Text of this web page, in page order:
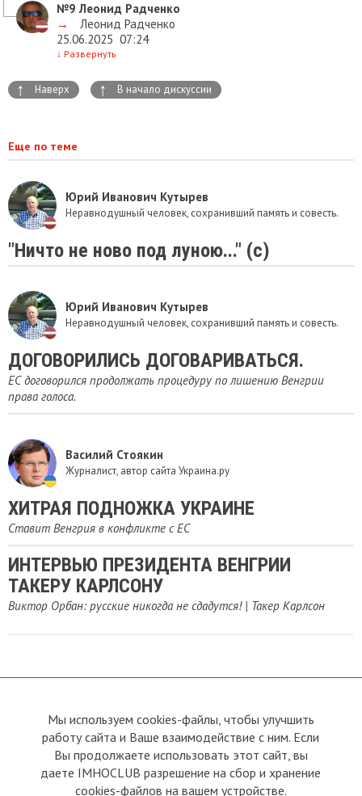
№9 Леонид Радченко
→
Леонид Радченко
25.06.2025 07:24
↓ Развернуть
↑ Наверх ↑ В начало дискуссии
Еще по теме
Юрий Иванович Кутырев
Неравнодушный человек, сохранивший память и совесть.
"Ничто не ново под луною..." (с)
Юрий Иванович Кутырев
Неравнодушный человек, сохранивший память и совесть.
ДОГОВОРИЛИСЬ ДОГОВАРИВАТЬСЯ.
ЕС договорился продолжать процедуру по лишению Венгрии
права голоса.
Василий Стоякин
Журналист, автор сайта Украина.ру
ХИТРАЯ ПОДНОЖКА УКРАИНЕ
Ставит Венгрия в конфликте с ЕС
ИНТЕРВЬЮ ПРЕЗИДЕНТА ВЕНГРИИ
ТАКЕРУ КАРЛСОНУ
Виктор Орбан: русские никогда не сдадутся! | Такер Карлсон
О сайте
Условия пользования
Политика конфиденциальности
Прямая связь с
Председателем
Прямая связь c членами клуба
Реклама
Мы используем cookies-файлы, чтобы улучшить
работу сайта и Ваше взаимодействие с ним. Если
Вы продолжаете использовать этот сайт, вы
даете IMHOCLUB разрешение на сбор и хранение
cookies-файлов на вашем устройстве.